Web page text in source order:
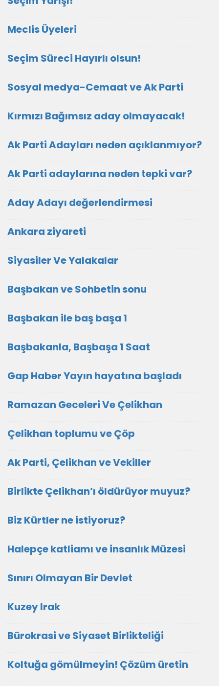
Meclis Üyeleri
Seçim Süreci Hayırlı olsun!
Sosyal medya-Cemaat ve Ak Parti
Kırmızı Bağımsız aday olmayacak!
Ak Parti Adayları neden açıklanmıyor?
Ak Parti adaylarına neden tepki var?
Aday Adayı değerlendirmesi
Ankara ziyareti
Siyasiler Ve Yalakalar
Başbakan ve Sohbetin sonu
Başbakan ile baş başa 1
Başbakanla, Başbaşa 1 Saat
Gap Haber Yayın hayatına başladı
Ramazan Geceleri Ve Çelikhan
Çelikhan toplumu ve Çöp
Ak Parti, Çelikhan ve Vekiller
Birlikte Çelikhan’ı öldürüyor muyuz?
Biz Kürtler ne istiyoruz?
Halepçe katliamı ve insanlık Müzesi
Sınırı Olmayan Bir Devlet
Kuzey Irak
Bürokrasi ve Siyaset Birlikteliği
Koltuğa gömülmeyin! Çözüm üretin